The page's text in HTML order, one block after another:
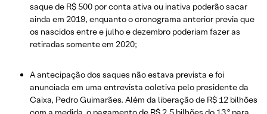
saque de R$ 500 por conta ativa ou inativa poderão sacar
ainda em 2019, enquanto o cronograma anterior previa que
os nascidos entre e julho e dezembro poderiam fazer as
retiradas somente em 2020;
A antecipação dos saques não estava prevista e foi
anunciada em uma entrevista coletiva pelo presidente da
Caixa, Pedro Guimarães. Além da liberação de R$ 12 bilhões